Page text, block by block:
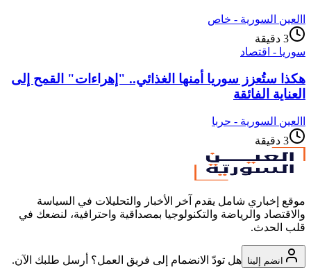
العين السورية - خاص
3 دقيقة
سوريا - اقتصاد
هكذا ستُعزز سوريا أمنها الغذائي.. "إهراءات" القمح إلى
العناية الفائقة
العين السورية - حربا
3 دقيقة
موقع إخباري شامل يقدم آخر الأخبار والتحليلات في السياسة
والاقتصاد والرياضة والتكنولوجيا بمصداقية واحترافية، لنضعك في
قلب الحدث.
انضم إلينا هل تودّ الانضمام إلى فريق العمل؟ أرسل طلبك الآن.